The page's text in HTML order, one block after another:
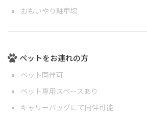
おもいやり駐車場
ペットをお連れの方
ペット同伴可
ペット専用スペースあり
キャリーバッグにて同伴可能